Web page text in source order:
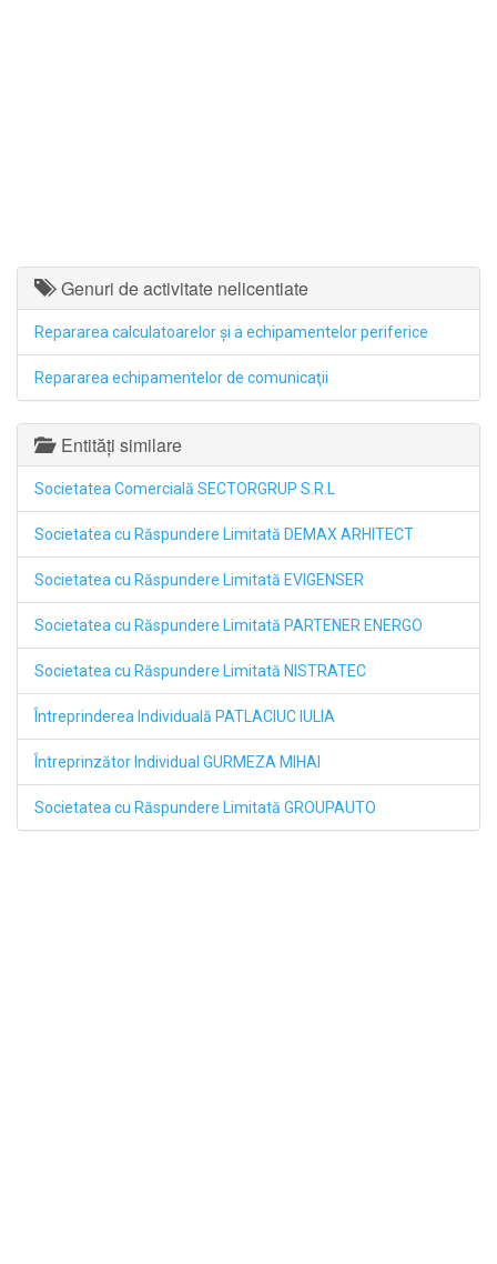
Genuri de activitate nelicentiate
Repararea calculatoarelor şi a echipamentelor periferice
Repararea echipamentelor de comunicaţii
Entități similare
Societatea Comercială SECTORGRUP S.R.L
Societatea cu Răspundere Limitată DEMAX ARHITECT
Societatea cu Răspundere Limitată EVIGENSER
Societatea cu Răspundere Limitată PARTENER ENERGO
Societatea cu Răspundere Limitată NISTRATEC
Întreprinderea Individuală PATLACIUC IULIA
Întreprinzător Individual GURMEZA MIHAI
Societatea cu Răspundere Limitată GROUPAUTO